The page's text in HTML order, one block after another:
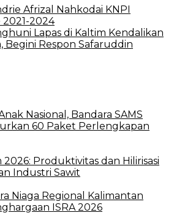
Afrizal Nahkodai KNPI
2024
Lapas di Kaltim Kendalikan
Begini Respon Safaruddin
Nasional, Bandara SAMS
60 Paket Perlengkapan
Produktivitas dan Hilirisasi
Industri Sawit
Niaga Regional Kalimantan
ISRA 2026